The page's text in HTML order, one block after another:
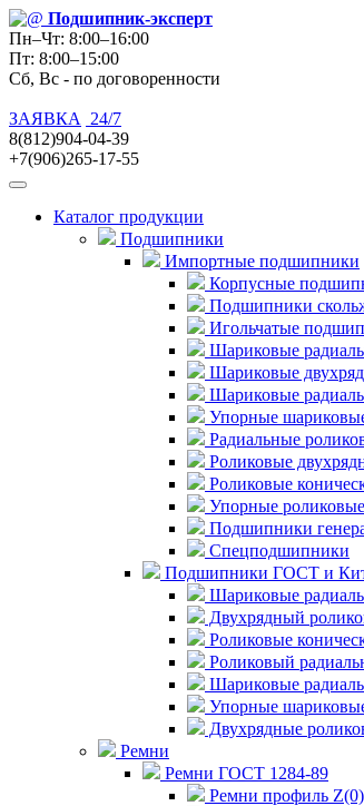
Подшипник-эксперт
Пн–Чт: 8:00–16:00
Пт: 8:00–15:00
Сб, Вс - по договоренности
ЗАЯВКА
24/7
8(812)904-04-39
+7(906)265-17-55
Каталог продукции
Подшипники
Импортные подшипники
Корпусные
Подшипники
Игольчатые
Шариковые
Шариковые
Шариковые
Упорные
Радиальные
Роликовые
Роликовые
Упорные
Подшипники
Спецподшипники
Подшипники ГОСТ и
Шариковые
Двухрядный
Роликовые
Роликовый
Шариковые
Упорные
Двухрядные
Ремни
Ремни ГОСТ 1284-89
Ремни профиль Z(0)